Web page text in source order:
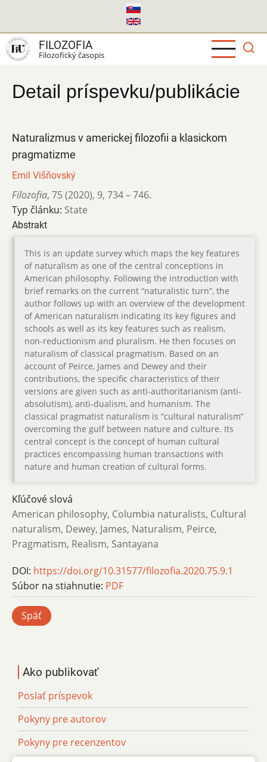
hlavný
obsah
FILOZOFIA
Filozofický časopis
Detail príspevku/publikácie
Naturalizmus v americkej filozofii a klasickom
pragmatizme
Emil Višňovský
Filozofia, 75 (2020), 9, 734 – 746.
Typ článku: State
Abstrakt
This is an update survey which maps the key features
of naturalism as one of the central conceptions in
American philosophy. Following the introduction with
brief remarks on the current “naturalistic turn”, the
author follows up with an overview of the development
of American naturalism indicating its key figures and
schools as well as its key features such as realism,
non-reductionism and pluralism. He then focuses on
naturalism of classical pragmatism. Based on an
account of Peirce, James and Dewey and their
contributions, the specific characteristics of their
versions are given such as anti-authoritarianism (anti-
absolutism), anti-dualism, and humanism. The
classical pragmatist naturalism is “cultural naturalism”
overcoming the gulf between nature and culture. Its
central concept is the concept of human cultural
practices encompassing human transactions with
nature and human creation of cultural forms.
Kľúčové slová
American philosophy, Columbia naturalists, Cultural
naturalism, Dewey, James, Naturalism, Peirce,
Pragmatism, Realism, Santayana
DOI: https://doi.org/10.31577/filozofia.2020.75.9.1
Súbor na stiahnutie: PDF
Späť
Ako publikovať
Poslať príspevok
Pokyny pre autorov
Pokyny pre recenzentov